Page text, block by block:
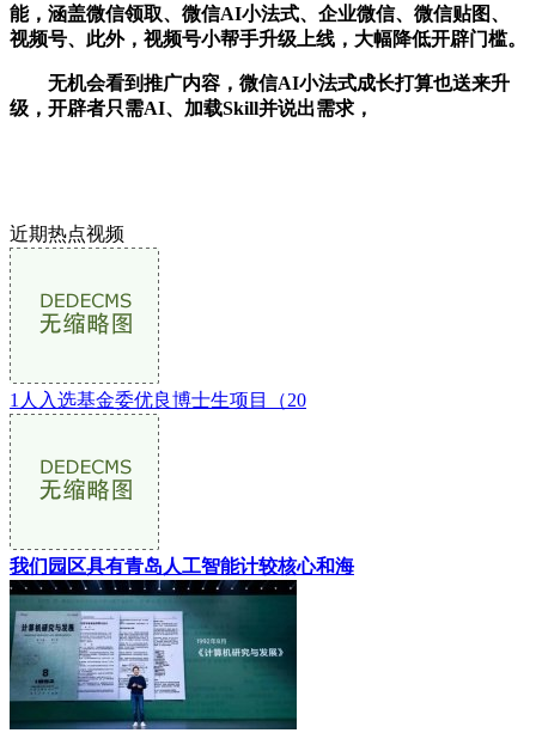
能，涵盖微信领取、微信AI小法式、企业微信、微信贴图、
视频号、此外，视频号小帮手升级上线，大幅降低开辟门槛。
无机会看到推广内容，微信AI小法式成长打算也送来升
级，开辟者只需AI、加载Skill并说出需求，
近期热点视频
1人入选基金委优良博士生项目（20
我们园区具有青岛人工智能计较核心和海